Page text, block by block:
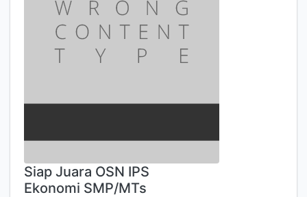
Siap Juara OSN IPS
Ekonomi SMP/MTs